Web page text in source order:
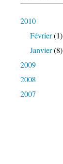
2010
Février(1)
Janvier(8)
2009
2008
2007